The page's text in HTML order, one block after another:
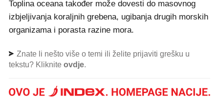
Toplina oceana također može dovesti do masovnog
izbjeljivanja koraljnih grebena, ugibanja drugih morskih
organizama i porasta razine mora.
Znate li nešto više o temi ili želite prijaviti grešku u
tekstu? Kliknite ovdje.